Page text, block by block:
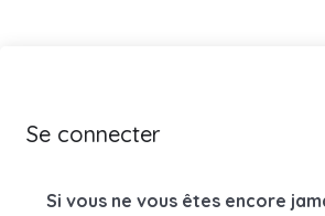
Se connecter
Si vous ne vous êtes encore